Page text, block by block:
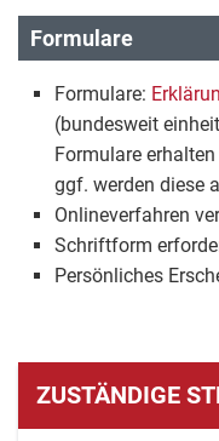
Formulare
Formulare:
(bundesweit
Formulare
ggf. werden diese
Onlineverfahren
Schriftform
Persönliches
ZUSTÄNDIGE